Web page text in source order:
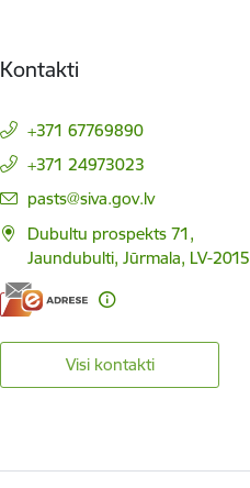
Kontakti
+371 67769890
+371 24973023
E-pasts:
pasts@siva.gov.lv
Dubultu prospekts 71,
Jaundubulti, Jūrmala, LV-2015
Visi kontakti